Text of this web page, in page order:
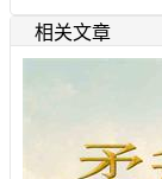
相关文章